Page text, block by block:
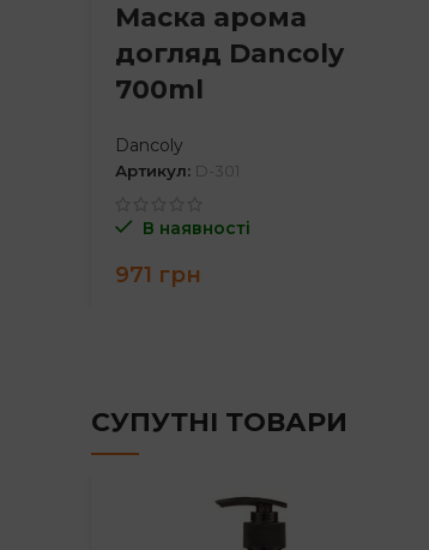
Маска арома
догляд Dancoly
700ml
Dancoly
Артикул: D-301
В наявності
971 грн
СУПУТНІ ТОВАРИ